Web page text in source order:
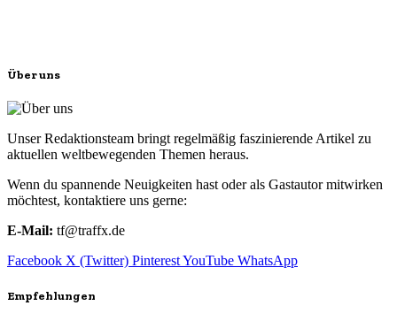
Über uns
Unser Redaktionsteam bringt regelmäßig faszinierende Artikel zu
aktuellen weltbewegenden Themen heraus.
Wenn du spannende Neuigkeiten hast oder als Gastautor mitwirken
möchtest, kontaktiere uns gerne:
E-Mail: tf@traffx.de
Facebook X (Twitter) PinterestYouTube WhatsApp
Empfehlungen